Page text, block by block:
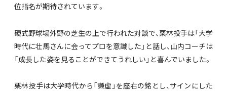
位指名が期待されています。
硬式野球場外野の芝生の上で行われた対談で、栗林投手は「大学
時代に壮馬さんに会ってプロを意識した」と話し、山内コーチは
「成長した姿を見ることができてうれしい」と喜んでいました。
栗林投手は大学時代から「謙虚」を座右の銘とし、サインにした